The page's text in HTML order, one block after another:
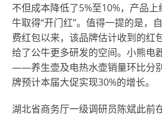
不但成本降低了5%至10%，产品
牛取得“开门红”。值得一提的是，
费红包以来，该品牌估计收到的红
给了公牛更多研发的空间。小熊电
——养生壶及电热水壶销量环比分
牌预计本届大促实现30%的增长。
湖北省商务厅一级调研员陈斌此前